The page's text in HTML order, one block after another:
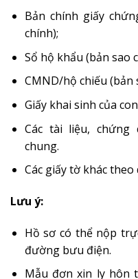
Bản chính giấy
chính);
Sổ hộ khẩu (bản sao
CMND/hộ chiếu (bản
Giấy khai sinh của
Các tài liệu,
chung.
Các giấy tờ khác
Lưu ý:
Hồ sơ có thể nộp
đường bưu điện.
Mẫu đơn xin ly hôn